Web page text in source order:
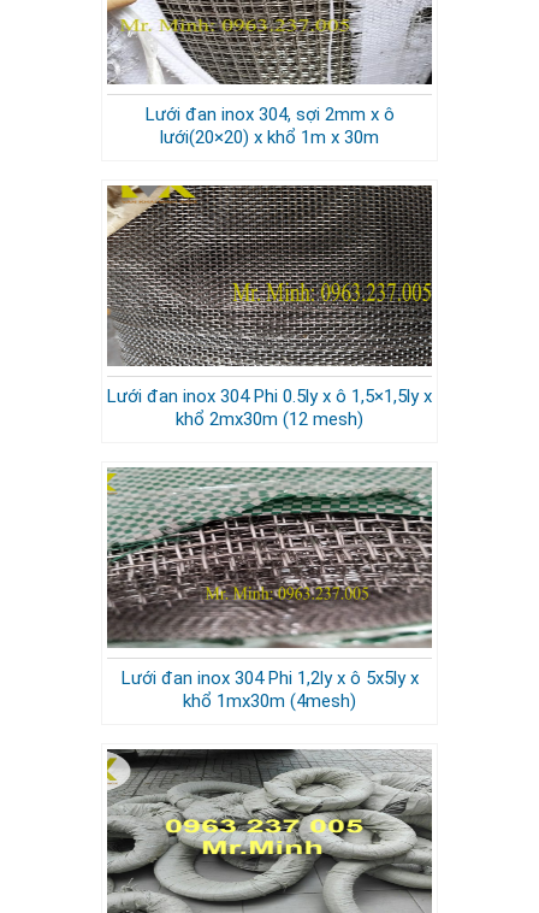
Lưới đan inox 304, sợi 2mm x ô
lưới(20×20) x khổ 1m x 30m
Lưới đan inox 304 Phi 0.5ly x ô 1,5×1,5ly x
khổ 2mx30m (12 mesh)
Lưới đan inox 304 Phi 1,2ly x ô 5x5ly x
khổ 1mx30m (4mesh)